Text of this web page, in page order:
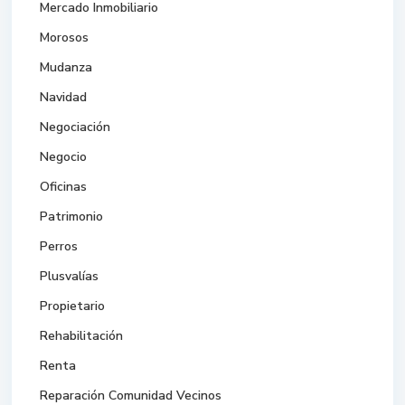
Mercado Inmobiliario
Morosos
Mudanza
Navidad
Negociación
Negocio
Oficinas
Patrimonio
Perros
Plusvalías
Propietario
Rehabilitación
Renta
Reparación Comunidad Vecinos